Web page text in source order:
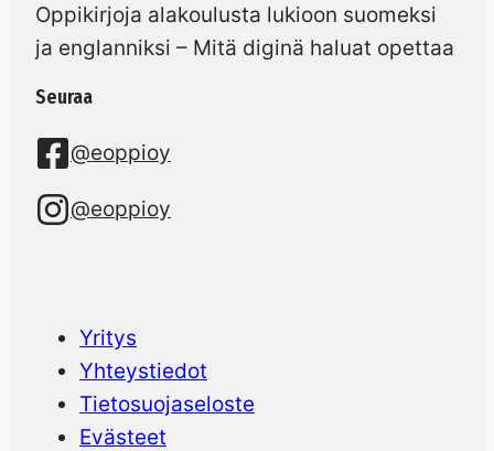
Oppikirjoja alakoulusta lukioon suomeksi
ja englanniksi – Mitä diginä haluat opettaa
Seuraa
@eoppioy
@eoppioy
Yritys
Yhteystiedot
Tietosuojaseloste
Evästeet